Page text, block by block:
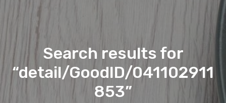
Search results for
“detail/GoodID/041102911
853”